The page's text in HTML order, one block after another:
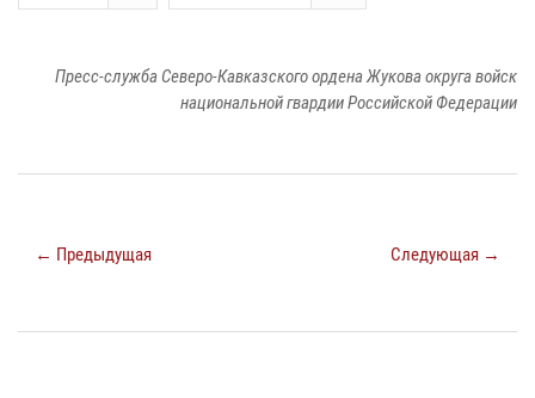
Пресс-служба Северо-Кавказского ордена Жукова округа войск
национальной гвардии Российской Федерации
← Предыдущая Следующая →